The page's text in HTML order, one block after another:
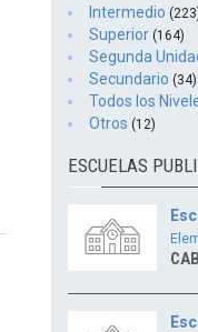
Intermedio
Superior (164)
Segunda
Secundario (34)
Todos los
Otros (12)
ESCUELAS